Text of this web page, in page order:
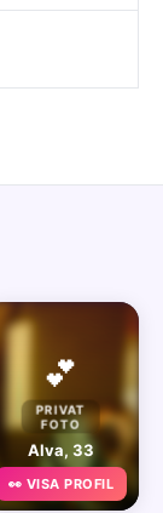
💕
PRIVAT
FOTO
Alva, 33
👀 VISA PROFIL